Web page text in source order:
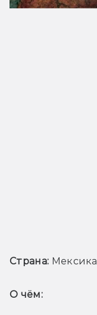
Страна: Мексика
О чём: